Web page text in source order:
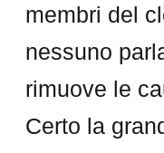
membri del
nessuno
rimuove le
Certo la